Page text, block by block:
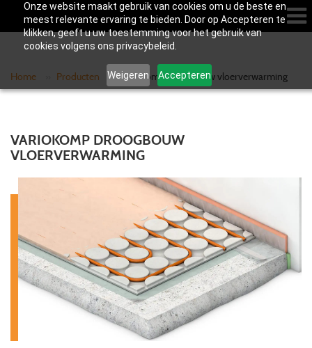
Onze website maakt gebruik van cookies om u de beste en
meest relevante ervaring te bieden. Door op Accepteren te
klikken, geeft u uw toestemming voor het gebruik van
cookies volgens ons privacybeleid.
Weigeren Accepteren
Home Producten » Variokomp droogbouw vloerverwarming
VARIOKOMP DROOGBOUW
VLOERVERWARMING